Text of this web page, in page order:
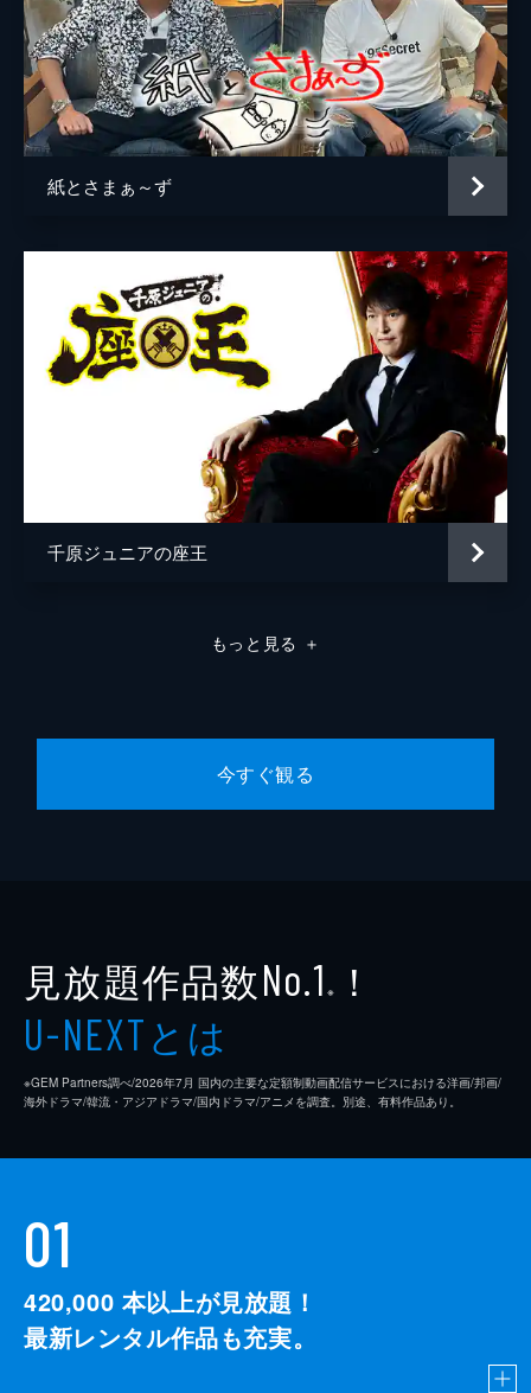
後のレインボーが興奮冷めやらぬまま登場！
恋愛体質なたけるにショーゴがブチギレ!?さ
らに小宮は相田へ不満を爆発！
41分
#6 大注目の若手・エバースが初来店＆ニ
ッポンの社長がダブルインパクト優勝後の
不満をぶっちゃける！
ニッポンの社長ダブルインパクト優勝後の不
▽大注目の若手エバース初来店！同期に遅れ
てブレイク！最近までゴミ屋敷で同居生活!?
41分
#7 加護亜依＆なすなかにし＆マユリカが
ご来店！あのスキャンダル当時を大反省！
大人気企画！「芸能人の反省ノート」加護亜
依がスキャンダル当時を大反省！人生最大の
反省は“2回目の喫煙”なすなか＆マユリカ大
困惑「同じテーマで強敵すぎる」
#8 新企画！クズ芸人4人と「私がくらった
一言発表会」
ち!?パンポテ谷が解散から半年で再結成を語
る！ニシダ母親に言われた衝撃の一言！
店！今一番忙しい2組の本音が大暴走！
今一番忙しい2組の本音が大暴走！超多忙な
KOCチャンピオンと惜しくも優勝を逃した2
コディ兎は優勝して悪い方へ!?しずる＆や団
今だから言える自分たちの敗因
41分
紙とさまぁ～ず
千原ジュニアの座王
もっと見る ＋
今すぐ観る
見放題作品数No.1 ※ ！
U-NEXTとは
※GEM Partners調べ/2026年7⽉ 国内の主要な定額制動画配信サービスにおける洋画/邦画/
海外ドラマ/韓流・アジアドラマ/国内ドラマ/アニメを調査。別途、有料作品あり。
01
420,000 本以上が見放題！
最新レンタル作品も充実。